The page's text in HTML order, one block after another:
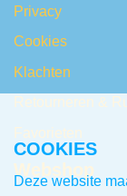
Privacy
Cookies
Klachten
Retourneren &
Favorieten
Webshop
COOKIES
Deze website